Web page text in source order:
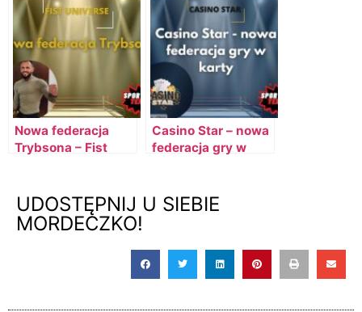
Nowa federacja
Trybsona – Fist
Casino Star – nowa
federacja gry w
UDOSTĘPNIJ U SIEBIE
MORDECZKO!